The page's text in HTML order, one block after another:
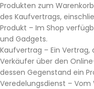
Produkten zum
des Kaufvertrags,
Produkt – Im Shop
und Gadgets.
Kaufvertrag – Ein
Verkäufer über den
dessen Gegenstand ein
Veredelungsdienst –